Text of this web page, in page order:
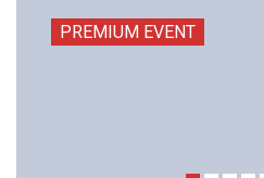
PREMIUM EVENT